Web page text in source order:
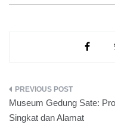
Post
navigation
Museum Gedung Sate:
Singkat dan Alamat